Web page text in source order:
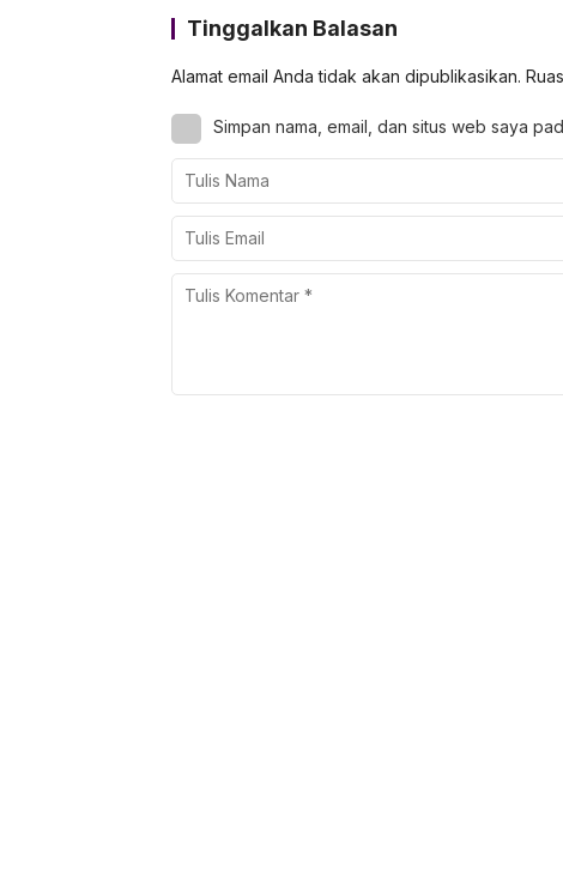
Tinggalkan Balasan
Alamat email Anda tidak akan dipublikasikan.
Simpan nama, email, dan situs web saya